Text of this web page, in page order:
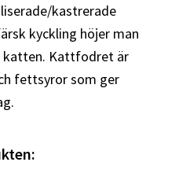
kastrerade
kyckling höjer man
Kattfodret är
fettsyror som ger